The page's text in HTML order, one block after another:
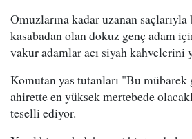
Omuzlarına kadar uzanan
kasabadan olan dokuz genç adam
vakur adamlar acı siyah kahvelerini
Komutan yas tutanları "Bu
ahirette en yüksek mertebede
teselli ediyor.